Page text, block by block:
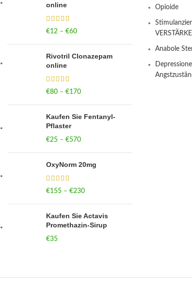
online
€12 – €60Price range: €12
Rivotril Clonazepam
online
€80 – €170Price range: €80
Kaufen Sie Fentanyl-
Pflaster
€25 – €570Price range: €25
OxyNorm 20mg
€155 – €230Price range: €155
Kaufen Sie Actavis
Promethazin-Sirup
€35
Opioide
Anabole